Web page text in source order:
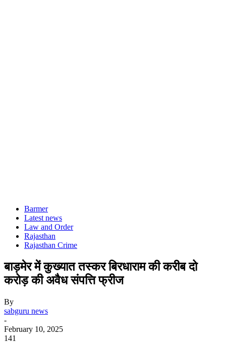
Barmer
Latest news
Law and Order
Rajasthan
Rajasthan Crime
बाड़मेर में कुख्यात तस्कर बिरधाराम की करीब दो
करोड़ की अवैध संपत्ति फ्रीज
By
sabguru news
-
February 10, 2025
141